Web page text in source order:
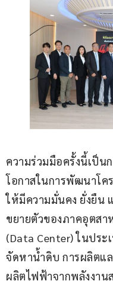
ความร่วมมือครั้งนี้เป็น
โอกาสในการพัฒนาโค
ให้มีความมั่นคง ยั่งยืน
ขยายตัวของภาคอุตส
(Data Center) ในปร
จัดหาน้ำดิบ การผลิตแ
ผลิตไฟฟ้าจากพลังงาน